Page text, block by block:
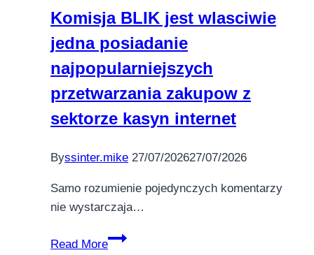
Oynamaq
Üçün
Endirin
Komisja BLIK jest wlasciwie
jedna posiadanie
najpopularniejszych
przetwarzania zakupow z
sektorze kasyn internet
Byssinter.mike 27/07/202627/07/2026
Samo rozumienie pojedynczych komentarzy
nie wystarczaja…
Read More
Komisja